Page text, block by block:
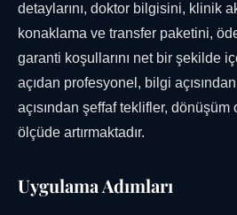
detaylarını, doktor bilgisini, klinik
konaklama ve transfer paketini,
garanti koşullarını net bir şekilde
açıdan profesyonel, bilgi
açısından şeffaf teklifler, dönüşüm
ölçüde artırmaktadır.
Uygulama Adımları